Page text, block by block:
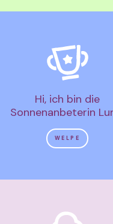
Hi, ich bin die
Sonnenanbeterin
WELPE